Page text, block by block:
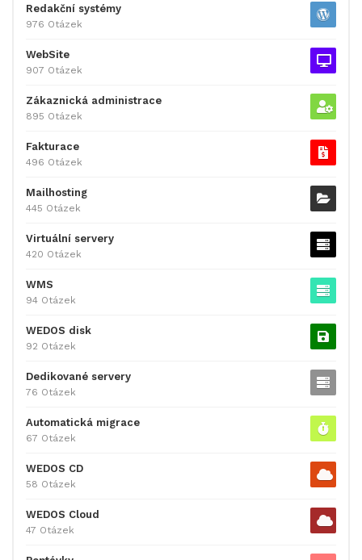
Redakční systémy
976 Otázek
WebSite
907 Otázek
Zákaznická administrace
895 Otázek
Fakturace
496 Otázek
Mailhosting
445 Otázek
Virtuální servery
420 Otázek
WMS
94 Otázek
WEDOS disk
92 Otázek
Dedikované servery
76 Otázek
Automatická migrace
67 Otázek
WEDOS CD
58 Otázek
WEDOS Cloud
47 Otázek